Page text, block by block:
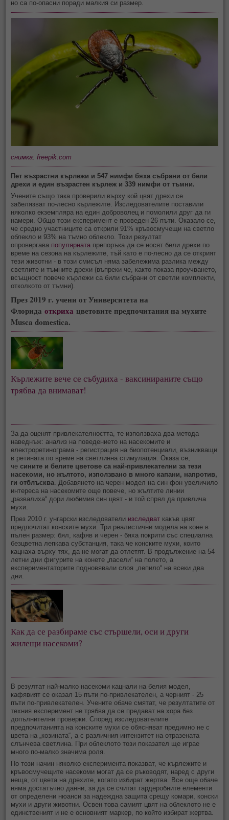
но са по-опасни поради малкия си размер.
снимка: freepik.com
Пет възрастни кърлежи и 547 нимфи бяха събрани от бели
дрехи и един възрастен кърлеж и 339 нимфи от тъмни.
Учените също така проверили върху кой цвят дрехи се
забелязват по-лесно кърлежите. Изследователите поставили
няколко екземпляра на един доброволец и помолили друг да ги
намери. Общо този експеримент е проведен 26 пъти. Оказало се,
че средно участниците са открили 91% кръвосмучещи на светло
облекло и 93% на тъмно облекло. Този резултат
опровергава популярната препоръка да се носят бели дрехи по
време на сезона на кърлежите, тъй като е по-лесно да се открият
тези животни - в този смисъл няма забележима разлика между
светлите и тъмните дрехи (въпреки че, както показа проучването,
всъщност повече кърлежи са били събрани от светли комплекти,
отколкото от тъмни).
През 2019 г. учени от Университета на
Флоридаоткриха цветовите предпочитания на мухите
Musca domestica.
Кърлежите вече се събудиха - ваксинираните също
трябва да внимават!
За да оценят привлекателността, те използваха два метода
наведнъж: анализ на поведението на насекомите и
електроретинограма - регистрация на биопотенциали, възникващи
в ретината по време на светлинна стимулация. Оказа се,
чесините и белите цветове са най-привлекателни за тези
насекоми, но жълтото, използвано в много капани, напротив,
ги отблъсква. Добавянето на черен модел на син фон увеличило
интереса на насекомите още повече, но жълтите линии
„развалиха“ дори любимия син цвят - и той спрял да привлича
мухи.
През 2010 г. унгарски изследователи изследват какъв цвят
предпочитат конските мухи. Три реалистични модела на коне в
пълен размер: бял, кафяв и черен - бяха покрити със специална
безцветна лепкава субстанция, така че конските мухи, които
кацнаха върху тях, да не могат да отлетят. В продължение на 54
летни дни фигурите на конете „пасели“ на полето, а
експериментаторите подновявали слоя „лепило“ на всеки два
дни.
Как да се разбираме със стършели, оси и други
жилещи насекоми?
В резултат най-малко насекоми кацнали на белия модел,
кафявият се оказал 15 пъти по-привлекателен, а черният - 25
пъти по-привлекателен. Учените обаче смятат, че резултатите от
техния експеримент не трябва да се предават на хора без
допълнителни проверки. Според изследователите
предпочитанията на конските мухи се обясняват предимно не с
цвета на „козината“, а с различния интензитет на отразената
слънчева светлина. При облеклото този показател ще играе
много по-малко значима роля.
По този начин няколко експеримента показват, че кърлежите и
кръвосмучещите насекоми могат да се ръководят, наред с други
неща, от цвета на дрехите, когато избират жертва. Все още обаче
няма достатъчно данни, за да се считат гардеробните елементи
от определени нюанси за надеждна защита срещу комари, конски
мухи и други животни. Освен това самият цвят на облеклото не е
единственият и не е основният маркер, по който избират жертва.